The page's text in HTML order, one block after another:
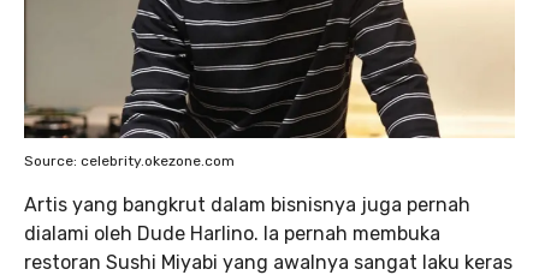
Source: celebrity.okezone.com
Artis yang bangkrut dalam bisnisnya juga pernah
dialami oleh Dude Harlino. Ia pernah membuka
restoran Sushi Miyabi yang awalnya sangat laku keras